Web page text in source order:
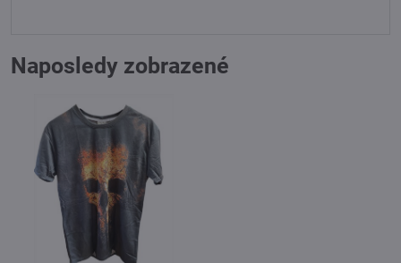
Naposledy zobrazené